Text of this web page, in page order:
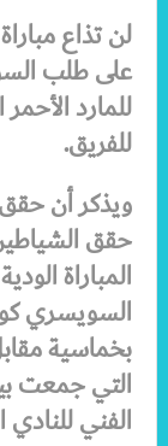
لن تذاع
على طلب
للمارد
للفريق.
ويذكر أن حقق
حقق
المباراة
السويسري
بخماسية
التي جمعت
الفني